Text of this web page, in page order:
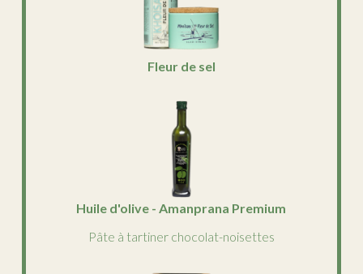
Fleur de sel
Huile d'olive - Amanprana Premium
Pâte à tartiner chocolat-noisettes